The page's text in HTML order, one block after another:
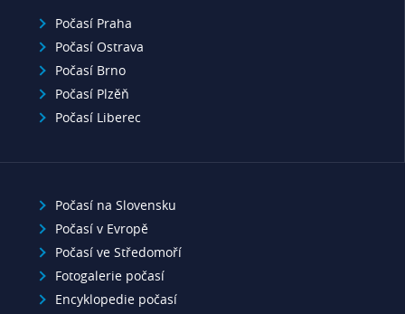
Počasí Praha
Počasí Ostrava
Počasí Brno
Počasí Plzěň
Počasí Liberec
Počasí na Slovensku
Počasí v Evropě
Počasí ve Středomoří
Fotogalerie počasí
Encyklopedie počasí